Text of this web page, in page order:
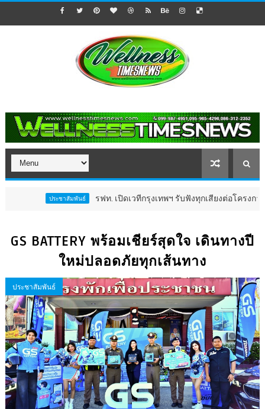
รฟท. เปิดเวทีกรุงเทพฯ รับฟังทุกเสียงต่อโครงการรถไฟฟ้
GS BATTERY พร้อมเชียร์สุดใจ เดินทางปี
ใหม่ปลอดภัยทุกเส้นทาง
ประชาสัมพันธ์